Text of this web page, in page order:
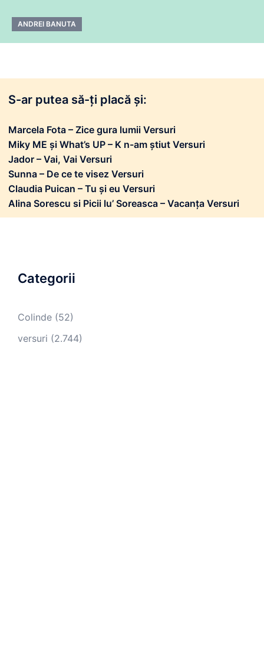
ANDREI BANUTA
S-ar putea să-ți placă și:
Marcela Fota – Zice gura lumii Versuri
Miky ME și What’s UP – K n-am știut Versuri
Jador – Vai, Vai Versuri
Sunna – De ce te visez Versuri
Claudia Puican – Tu și eu Versuri
Alina Sorescu si Picii lu’ Soreasca – Vacanța Versuri
Categorii
Colinde (52)
versuri (2.744)